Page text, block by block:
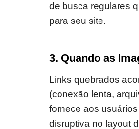
de busca regulares
para seu site.
3. Quando as
Links quebrados
(conexão lenta,
fornece aos
disruptiva no layout